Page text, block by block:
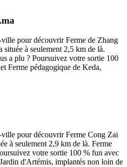
pour découvrir Ferme de Zhang
à seulement 2,5 km de là.
a plu ? Poursuivez votre sortie 100
Ferme pédagogique de Keda,
pour découvrir Ferme Cong Zai
à seulement 2,9 km de là. Ferme
votre sortie 100 % fun avec
d'Artémis, implantés non loin de